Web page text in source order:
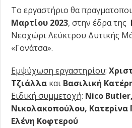
​Το εργαστήριο θα
Μαρτίου 2023, στην έδρα της
Νεοχώρι Λεύκτρου Δυτικής
«Γονάτσα».
Εμψύχωση εργαστηρίου:
Τζιάλλα και Βασιλική
Ειδική συμμετοχή: Nico
Νικολακοπούλου,
Ελένη Κοφτερού